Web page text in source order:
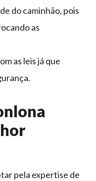
do caminhão, pois
as
as leis já que
pela expertise de